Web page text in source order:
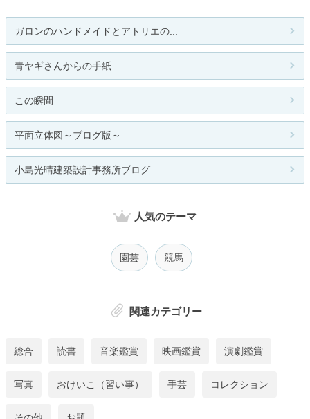
ガロンのハンドメイドとアトリエの...
青ヤギさんからの手紙
この瞬間
平面立体図～ブログ版～
小島光晴建築設計事務所ブログ
人気のテーマ
園芸 競馬
関連カテゴリー
総合 読書 音楽鑑賞 映画鑑賞 演劇鑑賞
写真 おけいこ（習い事） 手芸 コレクション